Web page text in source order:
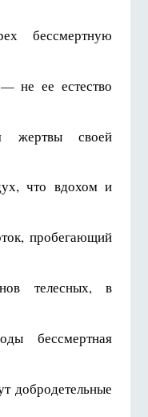
бессмертную
не ее естество
жертвы своей
что вдохом и
пробегающий
телесных, в
бессмертная
добродетельные